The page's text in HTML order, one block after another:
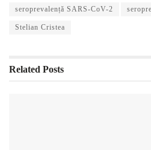
seroprevalență SARS-CoV-2
Stelian Cristea
Related Posts